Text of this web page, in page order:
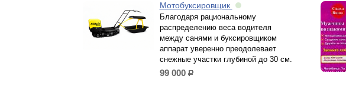
Мотобуксировщик
Благодаря рациональному
распределению веса водителя
между санями и буксировщиком
аппарат уверенно преодолевает
снежные участки глубиной до 30 см.
99 000 р.